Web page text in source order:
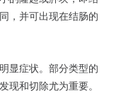
，并可出现在结肠的
显症状。部分类型的
现和切除尤为重要。